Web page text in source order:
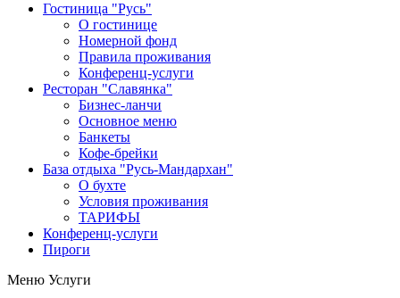
Гостиница "Русь"
О гостинице
Номерной фонд
Правила проживания
Конференц-услуги
Ресторан "Славянка"
Бизнес-ланчи
Основное меню
Банкеты
Кофе-брейки
База отдыха "Русь-Мандархан"
О бухте
Условия проживания
ТАРИФЫ
Конференц-услуги
Пироги
Меню Услуги